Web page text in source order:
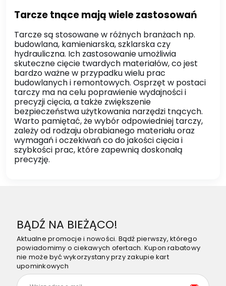
Tarcze tnące mają wiele zastosowań
Tarcze są stosowane w różnych branżach np.
budowlana, kamieniarska, szklarska czy
hydrauliczna. Ich zastosowanie umożliwia
skuteczne cięcie twardych materiałów, co jest
bardzo ważne w przypadku wielu prac
budowlanych i remontowych. Osprzęt w postaci
tarczy ma na celu poprawienie wydajności i
precyzji cięcia, a także zwiększenie
bezpieczeństwa użytkowania narzędzi tnących.
Warto pamiętać, że wybór odpowiedniej tarczy,
zależy od rodzaju obrabianego materiału oraz
wymagań i oczekiwań co do jakości cięcia i
szybkości prac, które zapewnią doskonałą
precyzję.
BĄDŹ NA BIEŻĄCO!
Aktualne promocje i nowości. Bądź pierwszy, którego
powiadomimy o ciekawych ofertach. Kupon rabatowy
nie może być wykorzystany przy zakupie kart
upominkowych